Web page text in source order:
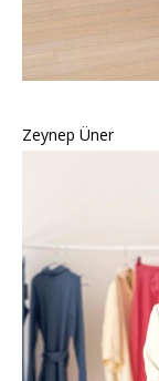
Zeynep Üner